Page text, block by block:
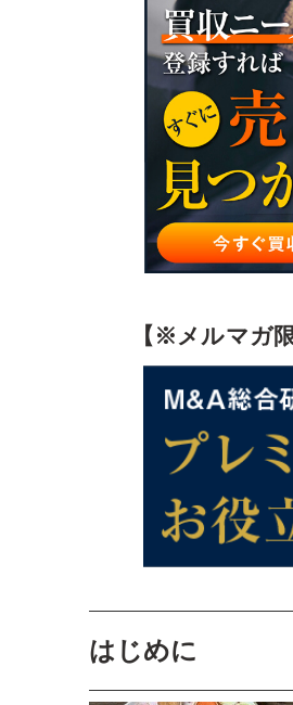
ストックオプション
ストックオプション
まとめ
【※メルマガ
はじめに